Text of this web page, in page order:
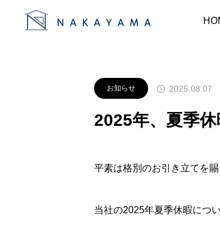
お知らせ お知らせ
お知らせ 2025.08.07
2025年、夏季
平素は格別のお引き立てを
当社の2025年夏季休暇につ